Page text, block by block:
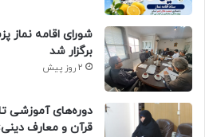
شورای اقامه نماز
برگزار شد
2 روز پیش
دوره‌های آموزشی
قرآن و معارف